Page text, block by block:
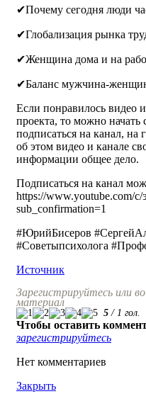
✔Почему сегодня люди
✔Глобализация рынка
✔Женщина дома и на
✔Баланс мужчина-
Если понравилось видео
проекта, то можно начать
подписаться на канал, на
об этом видео и канале
информации общее дело.
Подписаться на канал
https://www.youtube.com/
sub_confirmation=1
#ЮрийБисеров
#Советыпсихолога
Источник
Зарегистрируйтесь или
материал
5 / 1 гол.
Чтобы оставить
зарегистрируйтесь
Нет комментариев
Закрыть